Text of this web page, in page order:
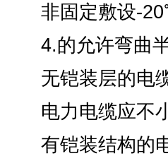
非固定敷设-
4.的允许弯曲
无铠装层的电
电力电缆应不
有铠装结构的